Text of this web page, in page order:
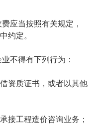
当按照有关规定，
约定。
得有下列行为：
质证书，或者以其他
工程造价咨询业务；